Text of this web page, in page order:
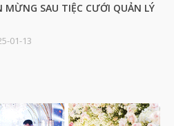
MỪNG SAU TIỆC CƯỚI QUẢN LÝ
01-13